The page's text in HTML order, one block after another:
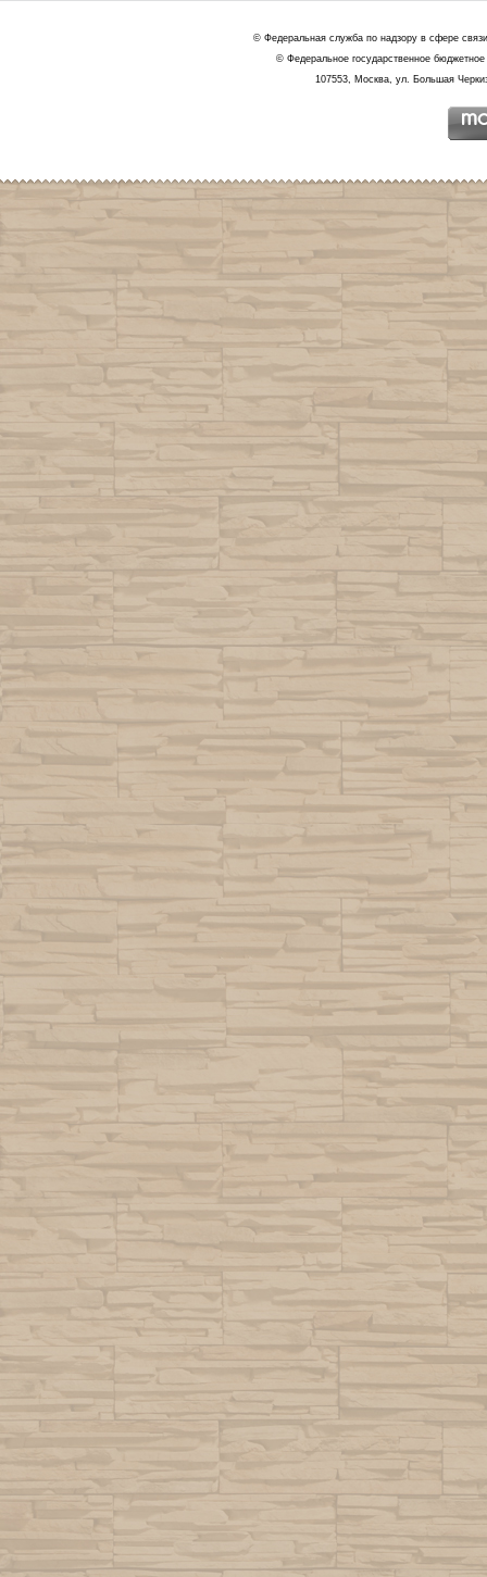
© Федеральная служба по надзору в сфере
© Федеральное государственное
107553, Москва, ул. Большая